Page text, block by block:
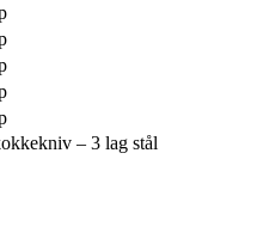
– 3 lag stål